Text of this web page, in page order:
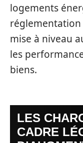
logements
mise à niveau
les
biens.
LES
CADRE